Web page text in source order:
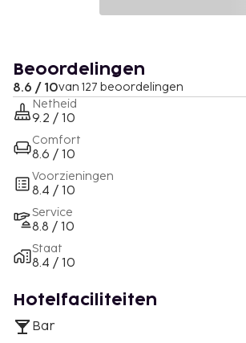
Beoordelingen
8.6 / 10van 127 beoordelingen
Netheid
9.2 / 10
Comfort
8.6 / 10
Voorzieningen
8.4 / 10
Service
8.8 / 10
Staat
8.4 / 10
Hotelfaciliteiten
Bar